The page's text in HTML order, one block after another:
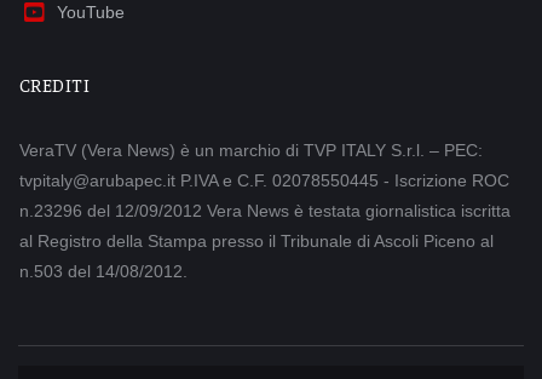
YouTube
CREDITI
VeraTV (Vera News) è un marchio di TVP ITALY S.r.l. – PEC:
tvpitaly@arubapec.it P.IVA e C.F. 02078550445 - Iscrizione ROC
n.23296 del 12/09/2012 Vera News è testata giornalistica iscritta
al Registro della Stampa presso il Tribunale di Ascoli Piceno al
n.503 del 14/08/2012.